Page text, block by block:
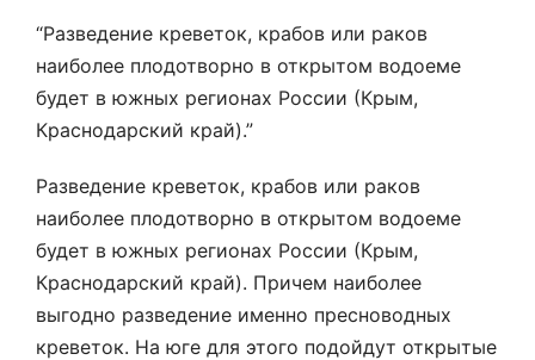
“Разведение креветок, крабов или раков
наиболее плодотворно в открытом водоеме
будет в южных регионах России (Крым,
Краснодарский край).”
Разведение креветок, крабов или раков
наиболее плодотворно в открытом водоеме
будет в южных регионах России (Крым,
Краснодарский край). Причем наиболее
выгодно разведение именно пресноводных
креветок. На юге для этого подойдут открытые